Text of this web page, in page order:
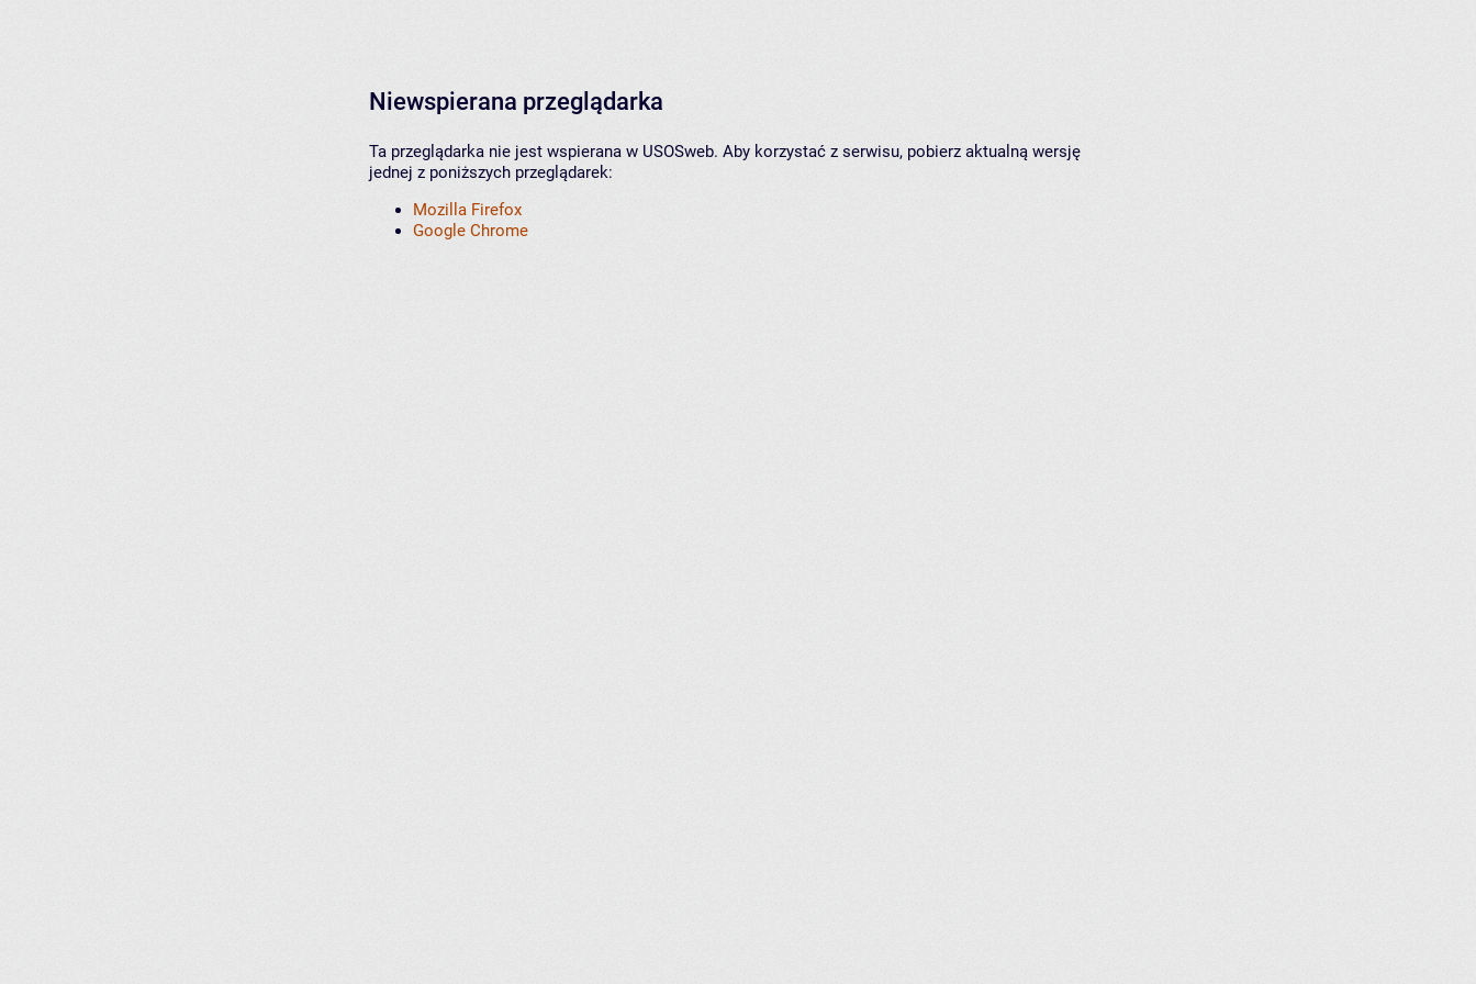
Niewspierana przeglądarka
Ta przeglądarka nie jest wspierana w USOSweb. Aby korzystać z serwisu, pobierz aktualną wersję
jednej z poniższych przeglądarek:
Mozilla Firefox
Google Chrome